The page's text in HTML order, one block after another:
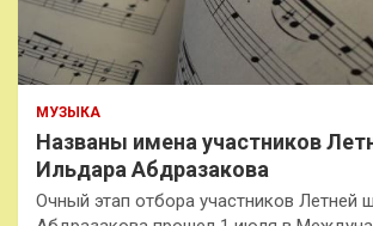
МУЗЫКА
Названы имена участников
Ильдара Абдразакова
Очный этап отбора участников Летней